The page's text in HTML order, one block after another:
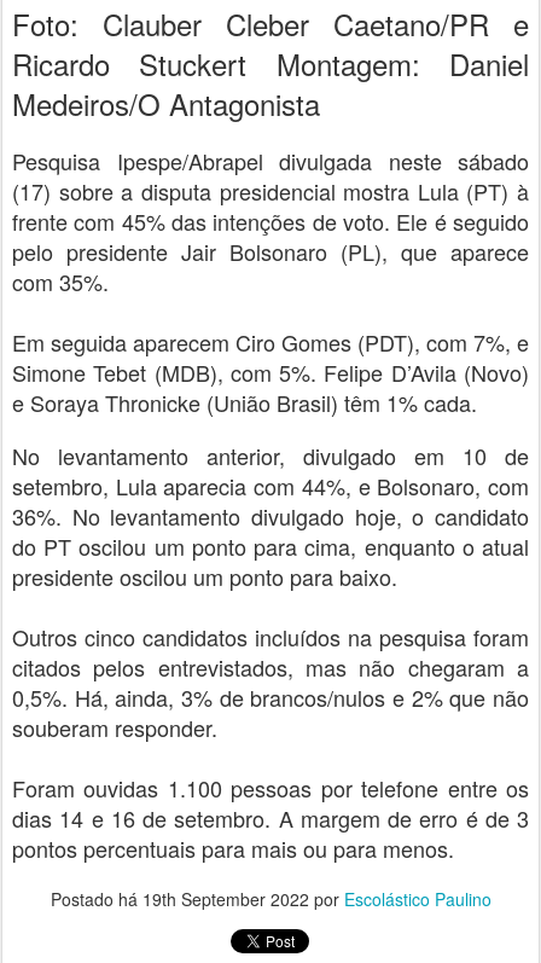
Foto: Clauber Cleber Caetano/PR e
Ricardo Stuckert Montagem: Daniel
Medeiros/O Antagonista
Pesquisa Ipespe/Abrapel divulgada neste sábado
(17) sobre a disputa presidencial mostra Lula (PT) à
frente com 45% das intenções de voto. Ele é seguido
pelo presidente Jair Bolsonaro (PL), que aparece
com 35%.
Em seguida aparecem Ciro Gomes (PDT), com 7%, e
Simone Tebet (MDB), com 5%. Felipe D’Avila (Novo)
e Soraya Thronicke (União Brasil) têm 1% cada.
No levantamento anterior, divulgado em 10 de
setembro, Lula aparecia com 44%, e Bolsonaro, com
36%. No levantamento divulgado hoje, o candidato
do PT oscilou um ponto para cima, enquanto o atual
presidente oscilou um ponto para baixo.
Outros cinco candidatos incluídos na pesquisa foram
citados pelos entrevistados, mas não chegaram a
0,5%. Há, ainda, 3% de brancos/nulos e 2% que não
souberam responder.
Foram ouvidas 1.100 pessoas por telefone entre os
dias 14 e 16 de setembro. A margem de erro é de 3
pontos percentuais para mais ou para menos.
Postado há 19th September 2022 por Escolástico Paulino